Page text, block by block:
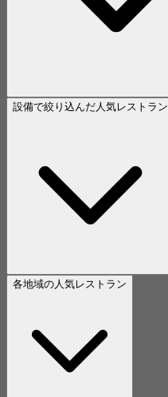
設備で絞り込んだ人気レストラン
各地域の人気レストラン